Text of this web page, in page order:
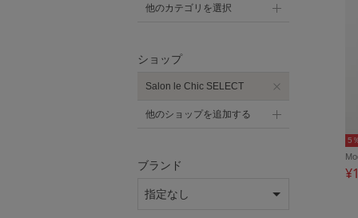
5
他のカテゴリを選択
ショップ
Salon le Chic SELECT
他のショップを追加する
ブランド